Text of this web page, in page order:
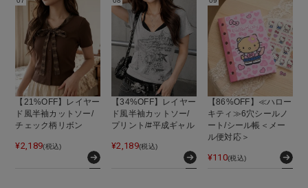
【21%OFF】レイヤー
ド風半袖カットソー/
チェック柄リボン
¥2,189(税込)
【34%OFF】レイヤー
ド風半袖カットソー/
プリント/#平成ギャル
¥2,189(税込)
【86%OFF】≪ハロー
キティ≫6穴シールノ
ート/シール帳＜メー
ル便対応＞
¥110(税込)